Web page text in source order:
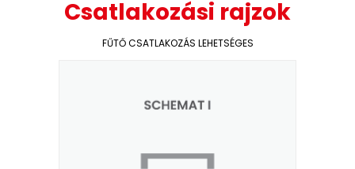
Csatlakozási rajzok
FŰTŐ CSATLAKOZÁS LEHETSÉGES